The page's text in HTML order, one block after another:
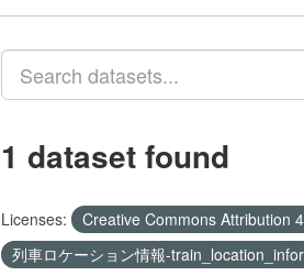
1 dataset found
Licenses: Creative Commons Attribution
列車ロケーション情報-